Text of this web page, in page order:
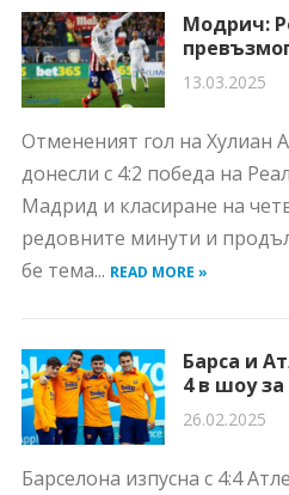
Модрич:
13.03.2025
Отмененият гол на Хулиан
донесли с 4:2 победа на
Мадрид и класиране на
редовните минути и
бе тема... READ MORE »
Барса и
4 в шоу за
26.02.2025
Барселона изпусна с 4:4